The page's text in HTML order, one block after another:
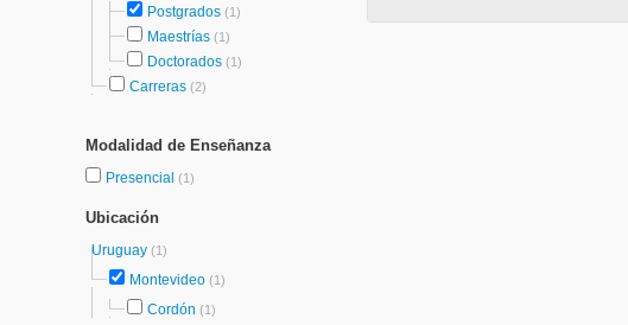
Postgrados (1)
Maestrías (1)
Doctorados (1)
Carreras (2)
Modalidad de Enseñanza
Presencial (1)
Ubicación
Uruguay (1)
Montevideo (1)
Cordón (1)